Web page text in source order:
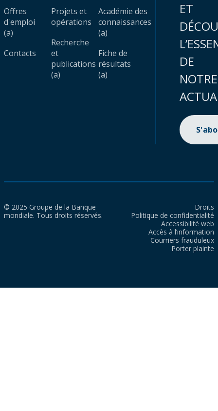
Offres
d'emploi
(a)
Contacts
Projets et
opérations
Recherche
et
publications
(a)
Académie des
connaissances
(a)
Fiche de
résultats
(a)
ET
DE
NOTRE
© 2025 Groupe de la Banque
mondiale. Tous droits réservés.
Droits
Politique de confidentialité
Accessibilité web
Accès à l’information
Courriers frauduleux
Porter plainte